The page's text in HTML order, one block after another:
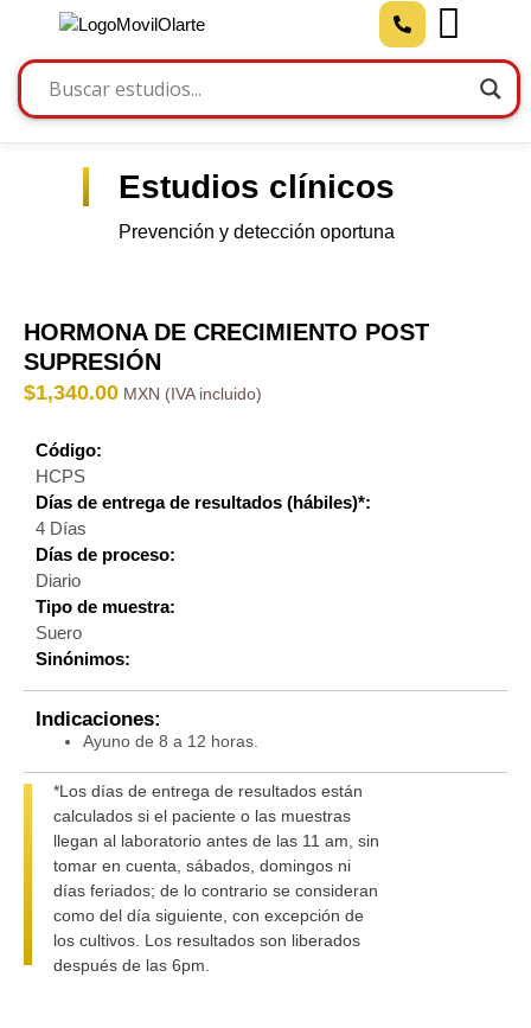
Estudios clínicos
Prevención y detección oportuna
HORMONA DE CRECIMIENTO POST
SUPRESIÓN
$1,340.00
Código:
HCPS
Días de entrega de resultados (hábiles)*:
4 Días
Días de proceso:
Diario
Tipo de muestra:
Suero
Sinónimos:
Indicaciones:
Ayuno de 8 a 12 horas.
*Los días de entrega de resultados están
calculados si el paciente o las muestras
llegan al laboratorio antes de las 11 am, sin
tomar en cuenta, sábados, domingos ni
días feriados; de lo contrario se consideran
como del día siguiente, con excepción de
los cultivos. Los resultados son liberados
después de las 6pm.